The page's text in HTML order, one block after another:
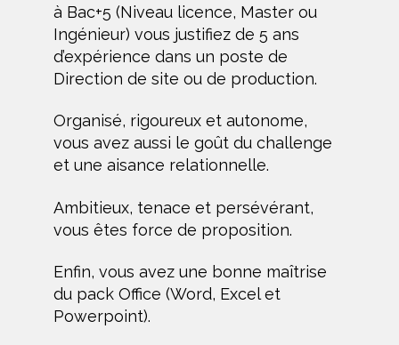
à Bac+5 (Niveau licence, Master ou
Ingénieur) vous justifiez de 5 ans
d’expérience dans un poste de
Direction de site ou de production.
Organisé, rigoureux et autonome,
vous avez aussi le goût du challenge
et une aisance relationnelle.
Ambitieux, tenace et persévérant,
vous êtes force de proposition.
Enfin, vous avez une bonne maîtrise
du pack Office (Word, Excel et
Powerpoint).